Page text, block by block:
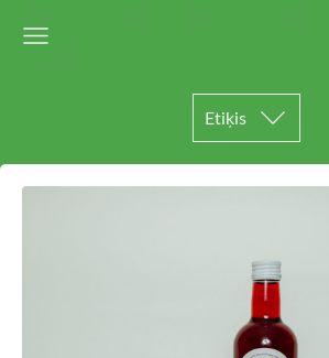
Etiķis